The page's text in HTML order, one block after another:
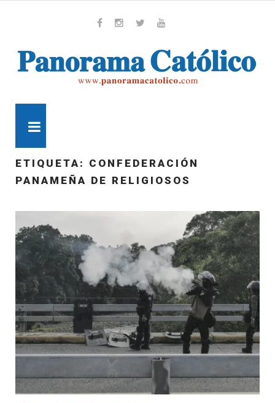
ETIQUETA: CONFEDERACIÓN
PANAMEÑA DE RELIGIOSOS